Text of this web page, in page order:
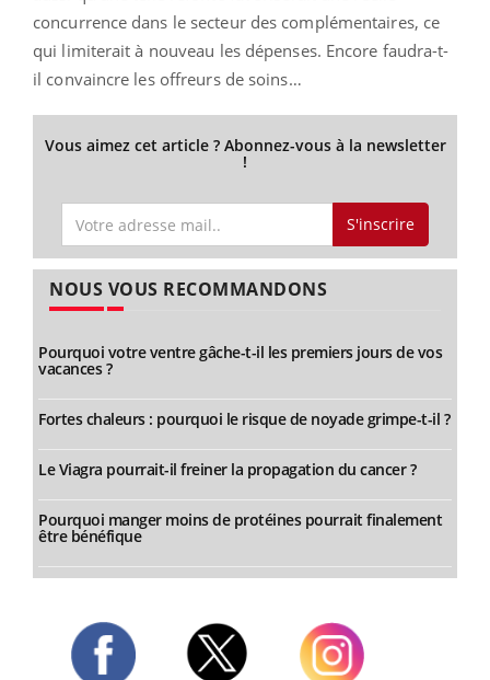
concurrence dans le secteur des complémentaires, ce
qui limiterait à nouveau les dépenses. Encore faudra-t-
il convaincre les offreurs de soins…
Vous aimez cet article ? Abonnez-vous à la newsletter
!
S'inscrire
NOUS VOUS RECOMMANDONS
Pourquoi votre ventre gâche-t-il les premiers jours de vos
vacances ?
Fortes chaleurs : pourquoi le risque de noyade grimpe-t-il ?
Le Viagra pourrait-il freiner la propagation du cancer ?
Pourquoi manger moins de protéines pourrait finalement
être bénéfique